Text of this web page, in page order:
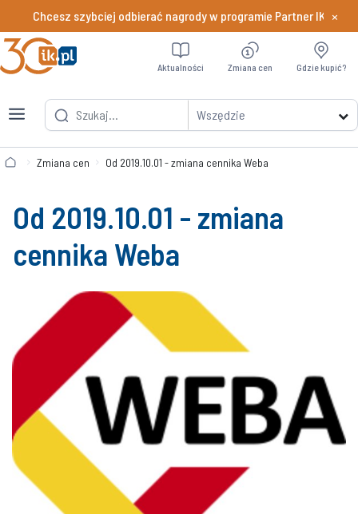
Chcesz szybciej odbierać nagrody w programie Partner IK.PL?Dowiedz
×
Wszędzie
Aktualności Zmiana cen Gdzie kupić?
Zmiana cen Od 2019.10.01 - zmiana cennika Weba
Od 2019.10.01 - zmiana
cennika Weba